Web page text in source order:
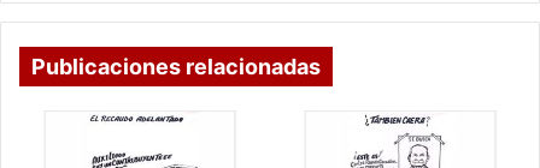
Publicaciones relacionadas